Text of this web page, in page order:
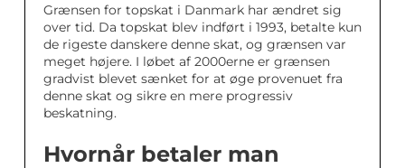
Grænsen for topskat i Danmark har ændret sig
over tid. Da topskat blev indført i 1993, betalte kun
de rigeste danskere denne skat, og grænsen var
meget højere. I løbet af 2000erne er grænsen
gradvist blevet sænket for at øge provenuet fra
denne skat og sikre en mere progressiv
beskatning.
Hvornår betaler man